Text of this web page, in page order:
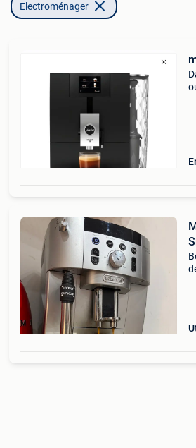
Electroménager